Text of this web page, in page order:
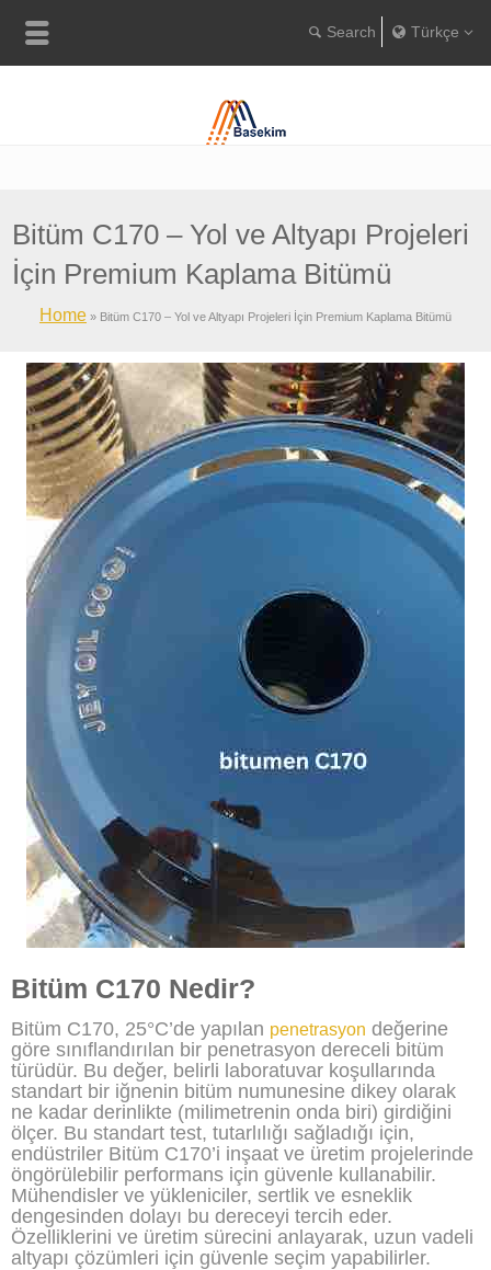
Türkçe
Home » Bitüm C170 – Yol ve Altyapı Projeleri İçin Premium Kaplama Bitümü
Bitüm C170 – Yol ve Altyapı Projeleri
İçin Premium Kaplama Bitümü
Bitüm C170 Nedir?
Bitüm C170, 25°C’de yapılan penetrasyon değerine
göre sınıflandırılan bir penetrasyon dereceli bitüm
türüdür. Bu değer, belirli laboratuvar koşullarında
standart bir iğnenin bitüm numunesine dikey olarak
ne kadar derinlikte (milimetrenin onda biri) girdiğini
ölçer. Bu standart test, tutarlılığı sağladığı için,
endüstriler Bitüm C170’i inşaat ve üretim projelerinde
öngörülebilir performans için güvenle kullanabilir.
Mühendisler ve yükleniciler, sertlik ve esneklik
dengesinden dolayı bu dereceyi tercih eder.
Özelliklerini ve üretim sürecini anlayarak, uzun vadeli
altyapı çözümleri için güvenle seçim yapabilirler.